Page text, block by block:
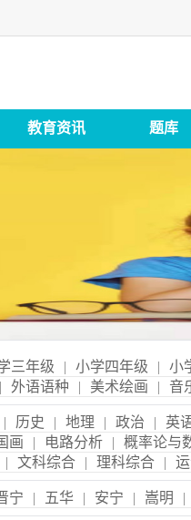
教育资讯 题库
三年级 | 小学四年级 | 小
| 外语语种 | 美术绘画 | 音
| 历史 | 地理 | 政治 | 英
画 | 电路分析 | 概率论与
| 文科综合 | 理科综合 |
宁 | 五华 | 安宁 | 嵩明 |